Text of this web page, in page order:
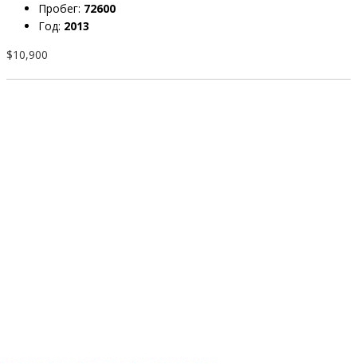
Пробег: 72600
Год: 2013
$10,900